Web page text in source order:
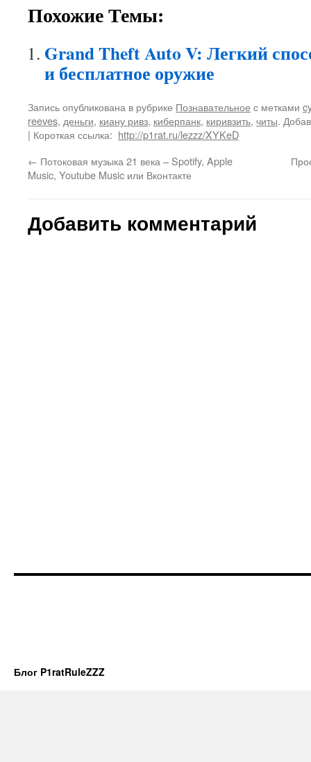
Похожие Темы:
Grand Theft Auto V: Легкий
и бесплатное оружие
Запись опубликована в рубрике Познавательное с метками
reeves, деньги, киану ривз, киберпанк, киривзить, читы.
| Короткая ссылка: http://p1rat.ru/lezzz/XYKeD
← Потоковая музыка 21 века – Spotify, Apple
Music, Youtube Music или Вконтакте
Добавить комментарий
Блог P1ratRuleZZZ